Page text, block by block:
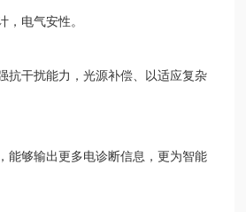
，电气安性。
抗干扰能力，光源补偿、以适应复杂
能够输出更多电诊断信息，更为智能